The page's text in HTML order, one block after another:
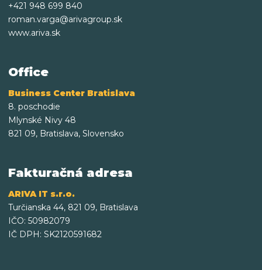
+421 948 699 840
roman.varga@arivagroup.sk
www.ariva.sk
Office
Business Center Bratislava
8. poschodie
Mlynské Nivy 48
821 09, Bratislava, Slovensko
Fakturačná adresa
ARIVA IT s.r.o.
Turčianska 44, 821 09, Bratislava
IČO: 50982079
IČ DPH: SK2120591682